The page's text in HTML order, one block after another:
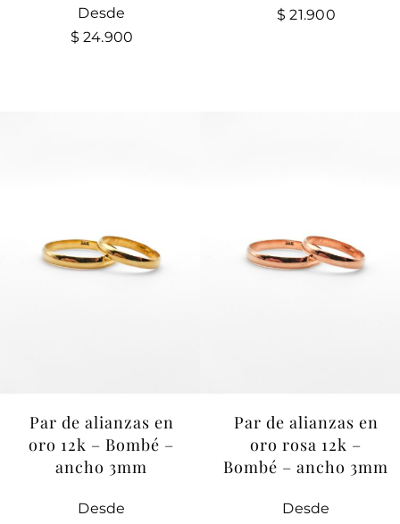
Desde
$ 24.900
$ 21.900
Par de alianzas en
oro 12k – Bombé –
ancho 3mm
Desde
Par de alianzas en
oro rosa 12k –
Bombé – ancho 3mm
Desde